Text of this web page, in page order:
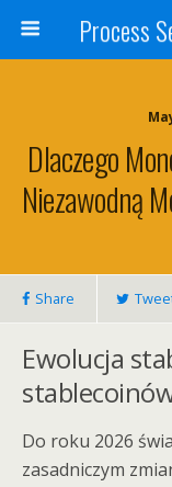
Dlaczego
Niezawodną
Share
Ewolucja
Do roku 2026
zasadniczym